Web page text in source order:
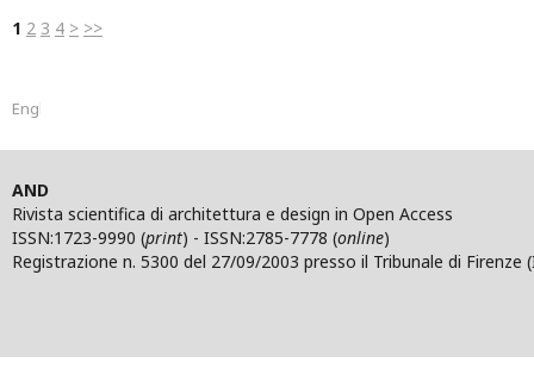
1 2 3 4 > >>
English
AND
Rivista scientifica di architettura e design in Open Access
ISSN:1723-9990 (print) - ISSN:2785-7778 (online)
Registrazione n. 5300 del 27/09/2003 presso il Tribunale di Firenze